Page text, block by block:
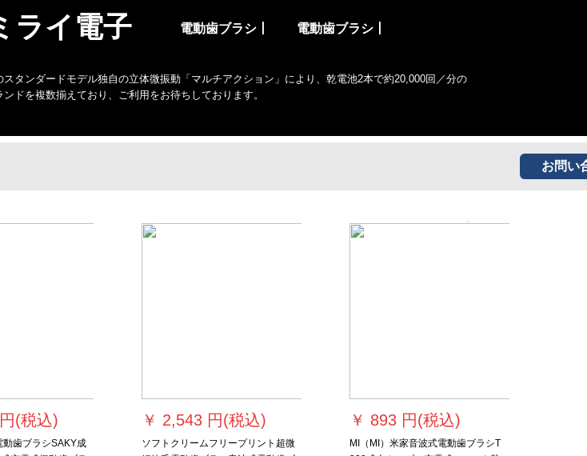
ライ電子 電動歯ブラシ丨 電動歯ブラシ丨
タンダードモデル独自の立体微振動「マルチアクション」により、乾電池2本で約20,000回／分の
ドを複数揃えており、ご利用をお待ちしております。
お問い
(税込)
歯ブラシSAKY成
￥ 2,543 円(税込)
ソフトクリームフリープリント超微
￥ 893 円(税込)
MI（MI）米家音波式電動歯ブラシT